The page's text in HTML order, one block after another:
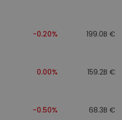
-0.20% 199.0B €
0.00% 159.2B €
-0.50% 68.3B €